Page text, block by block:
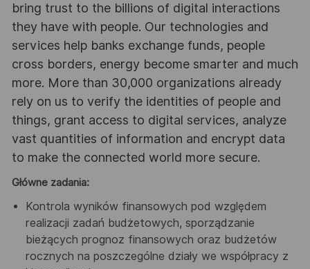
bring trust to the billions of digital interactions
they have with people. Our technologies and
services help banks exchange funds, people
cross borders, energy become smarter and much
more. More than 30,000 organizations already
rely on us to verify the identities of people and
things, grant access to digital services, analyze
vast quantities of information and encrypt data
to make the connected world more secure.
Główne zadania:
Kontrola wyników finansowych pod względem
realizacji zadań budżetowych, sporządzanie
bieżących prognoz finansowych oraz budżetów
rocznych na poszczególne działy we współpracy z